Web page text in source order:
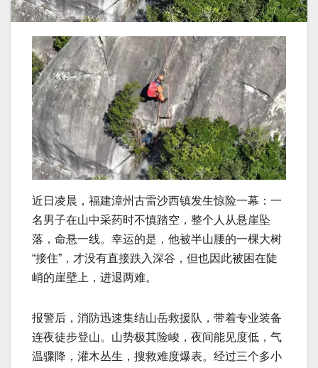
近日凌晨，福建漳州古雷沙西镇发生惊险一幕：一
名男子在山中采药时不慎踏空，整个人从悬崖坠
落，命悬一线。幸运的是，他被半山腰的一棵大树
“接住”，才没有直接跌入深谷，但也因此被困在陡
峭的崖壁上，进退两难。
报警后，消防迅速集结山岳救援队，带着专业装备
连夜徒步登山。山势极其险峻，夜间能见度低，气
温骤降，灌木丛生，搜救难度爆表。经过三个多小